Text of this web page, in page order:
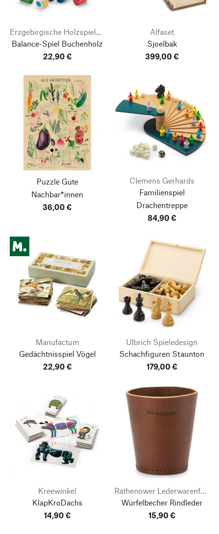
Erzgebirgische Holzspielwaren Ebert
Balance-Spiel Buchenholz
22,90 €
Alfaset
Sjoelbak
399,00 €
Puzzle Gute
Nachbar*innen
36,00 €
Clemens Gerhards
Familienspiel
Drachentreppe
84,90 €
Manufactum
Gedächtnisspiel Vögel
22,90 €
Ulbrich Spieledesign
Schachfiguren Staunton
179,00 €
Kreewinkel
KlapKroDachs
14,90 €
Rathenower Lederwarenfabrik
Würfelbecher Rindleder
15,90 €